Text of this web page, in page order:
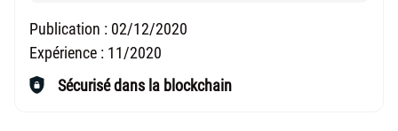
Publication : 02/12/2020
Expérience : 11/2020
Sécurisé dans la blockchain